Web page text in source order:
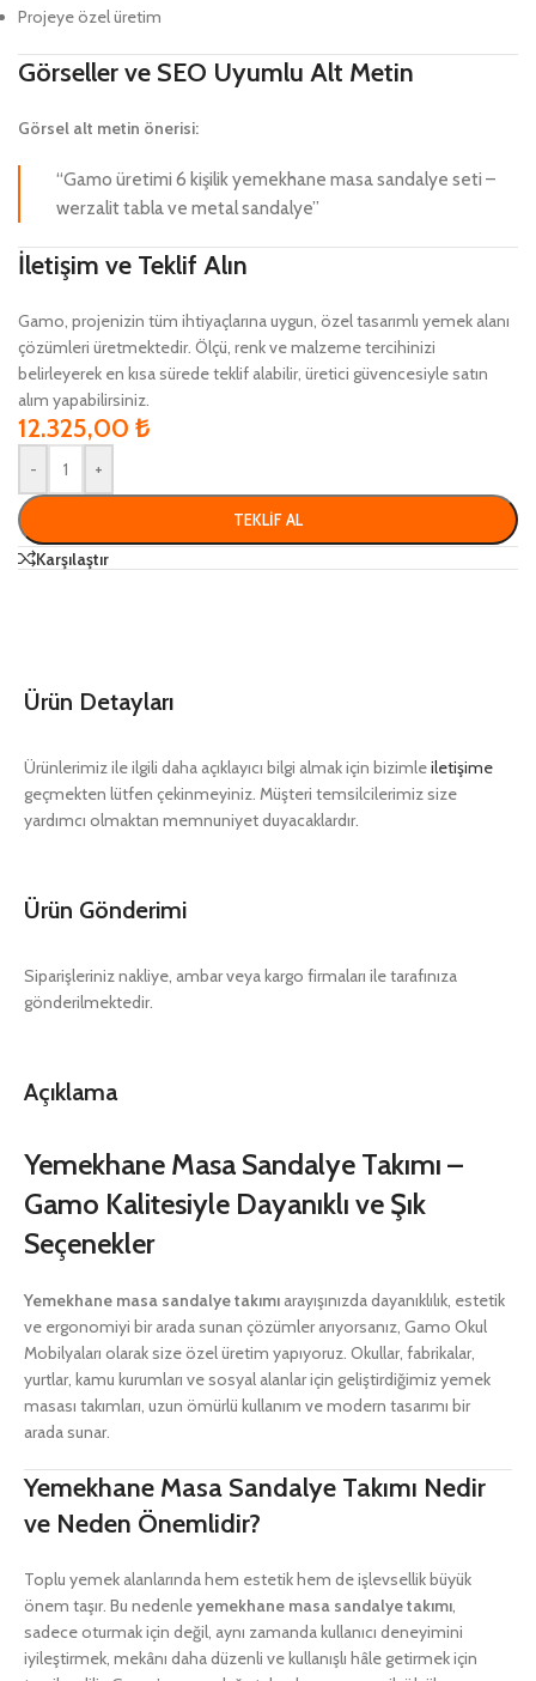
Projeye özel üretim
Görseller ve SEO Uyumlu Alt Metin
Görsel alt metin önerisi:
“Gamo üretimi 6 kişilik yemekhane masa sandalye seti –
werzalit tabla ve metal sandalye”
İletişim ve Teklif Alın
Gamo, projenizin tüm ihtiyaçlarına uygun, özel tasarımlı yemek alanı
çözümleri üretmektedir. Ölçü, renk ve malzeme tercihinizi
belirleyerek en kısa sürede teklif alabilir, üretici güvencesiyle satın
alım yapabilirsiniz.
12.325,00 ₺
- +
TEKLIF AL
Karşılaştır
Ürün Detayları
Ürünlerimiz ile ilgili daha açıklayıcı bilgi almak için bizimleiletişime
geçmekten lütfen çekinmeyiniz. Müşteri temsilcilerimiz size
yardımcı olmaktan memnuniyet duyacaklardır.
Ürün Gönderimi
Siparişleriniz nakliye, ambar veya kargo firmaları ile tarafınıza
gönderilmektedir.
Açıklama
Yemekhane Masa Sandalye Takımı –
Gamo Kalitesiyle Dayanıklı ve Şık
Seçenekler
Yemekhane masa sandalye takımı arayışınızda dayanıklılık, estetik
ve ergonomiyi bir arada sunan çözümler arıyorsanız, Gamo Okul
Mobilyaları olarak size özel üretim yapıyoruz. Okullar, fabrikalar,
yurtlar, kamu kurumları ve sosyal alanlar için geliştirdiğimiz yemek
masası takımları, uzun ömürlü kullanım ve modern tasarımı bir
arada sunar.
Yemekhane Masa Sandalye Takımı Nedir
ve Neden Önemlidir?
Toplu yemek alanlarında hem estetik hem de işlevsellik büyük
önem taşır. Bu nedenleyemekhane masa sandalye takımı,
sadece oturmak için değil, aynı zamanda kullanıcı deneyimini
iyileştirmek, mekânı daha düzenli ve kullanışlı hâle getirmek için